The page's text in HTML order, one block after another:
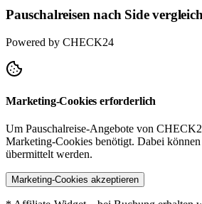
Pauschalreisen nach Side
Powered by CHECK24
Marketing-Cookies erforderlich
Um Pauschalreise-Angebote von
Marketing-Cookies benötigt. Dabei
übermittelt werden.
Marketing-Cookies akzeptieren